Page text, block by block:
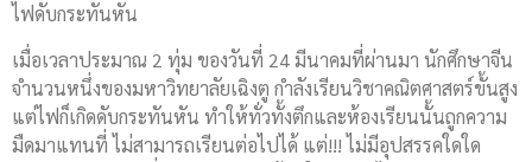
ไฟดับกระทันหัน
เมื่อเวลาประมาณ 2 ทุ่ม ของวันที่ 24 มีนาคมที่ผ่านมา นักศึกษาจีน
จำนวนหนึ่งของมหาวิทยาลัยเฉิงตู กำลังเรียนวิชาคณิตศาสตร์ขั้นสูง
แต่ไฟก็เกิดดับกระทันหัน ทำให้ทั่วทั้งตึกและห้องเรียนนั้นถูกความ
มืดมาแทนที่ ไม่สามารถเรียนต่อไปได้ แต่!!! ไม่มีอุปสรรคใดใด